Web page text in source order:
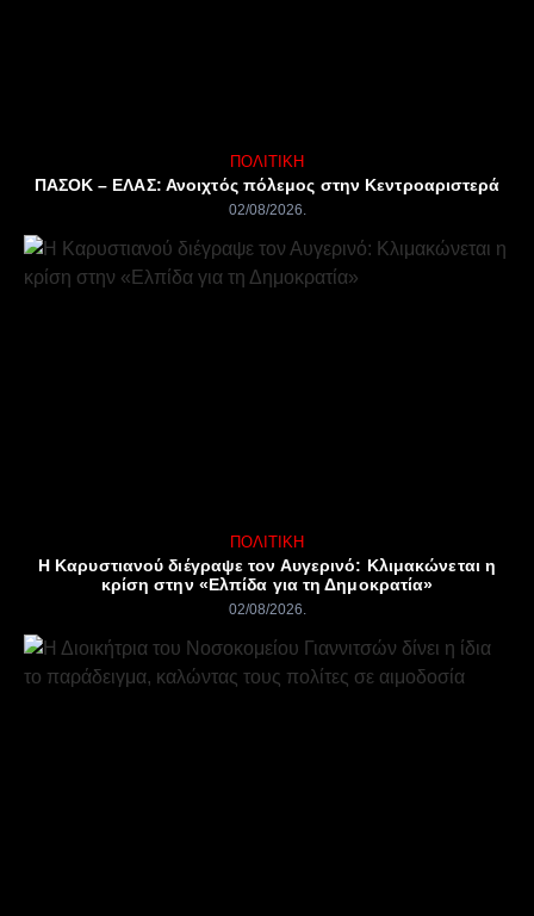
ΠΟΛΙΤΙΚΉ
ΠΑΣΟΚ – ΕΛΑΣ: Ανοιχτός πόλεμος στην Κεντροαριστερά
02/08/2026
ΠΟΛΙΤΙΚΉ
Η Καρυστιανού διέγραψε τον Αυγερινό: Κλιμακώνεται η
κρίση στην «Ελπίδα για τη Δημοκρατία»
02/08/2026